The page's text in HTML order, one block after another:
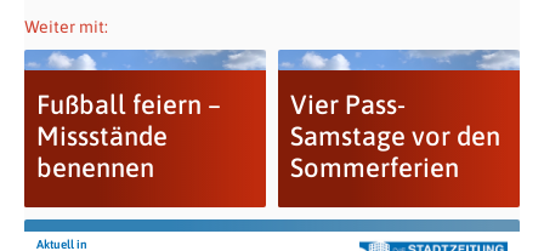
Weiter mit:
Fußball feiern –
Missstände
benennen
Vier Pass-
Samstage vor den
Sommerferien
Aktuell in